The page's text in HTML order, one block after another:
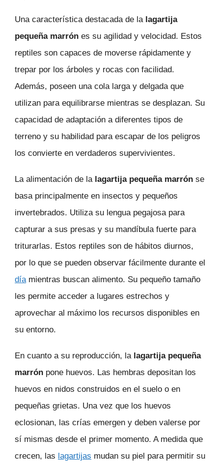
Una característica destacada de la lagartija
pequeña marrón es su agilidad y velocidad. Estos
reptiles son capaces de moverse rápidamente y
trepar por los árboles y rocas con facilidad.
Además, poseen una cola larga y delgada que
utilizan para equilibrarse mientras se desplazan. Su
capacidad de adaptación a diferentes tipos de
terreno y su habilidad para escapar de los peligros
los convierte en verdaderos supervivientes.
La alimentación de la lagartija pequeña marrón se
basa principalmente en insectos y pequeños
invertebrados. Utiliza su lengua pegajosa para
capturar a sus presas y su mandíbula fuerte para
triturarlas. Estos reptiles son de hábitos diurnos,
por lo que se pueden observar fácilmente durante el
díamientras buscan alimento. Su pequeño tamaño
les permite acceder a lugares estrechos y
aprovechar al máximo los recursos disponibles en
su entorno.
En cuanto a su reproducción, la lagartija pequeña
marrón pone huevos. Las hembras depositan los
huevos en nidos construidos en el suelo o en
pequeñas grietas. Una vez que los huevos
eclosionan, las crías emergen y deben valerse por
sí mismas desde el primer momento. A medida que
crecen, las lagartijas mudan su piel para permitir su